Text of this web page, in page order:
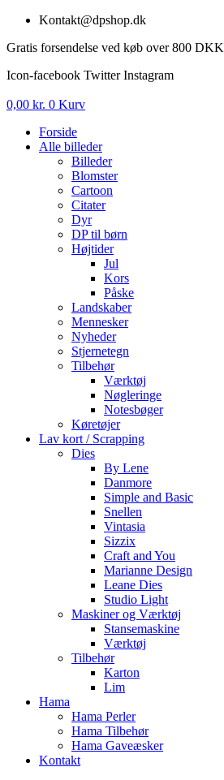
Videre
indhold
Kontakt@dpshop.dk
Gratis forsendelse ved køb over 800 DKK
Icon-facebook Twitter Instagram
0,00 kr. 0 Kurv
Forside
Alle billeder
Billeder
Blomster
Cartoon
Citater
Dyr
DP til børn
Højtider
Jul
Kors
Påske
Landskaber
Mennesker
Nyheder
Stjernetegn
Tilbehør
Værktøj
Nøgleringe
Notesbøger
Køretøjer
Lav kort / Scrapping
Dies
By Lene
Danmore
Simple and Basic
Snellen
Vintasia
Sizzix
Craft and You
Marianne Design
Leane Dies
Studio Light
Maskiner og Værktøj
Stansemaskine
Værktøj
Tilbehør
Karton
Lim
Hama
Hama Perler
Hama Tilbehør
Hama Gaveæsker
Kontakt